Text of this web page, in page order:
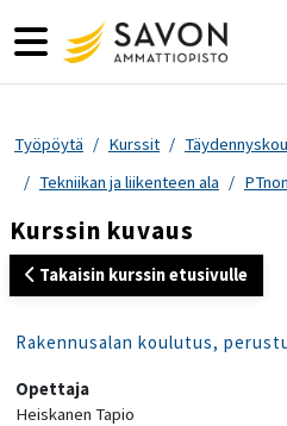
Sivupaneeli
Työpöytä Kurssit
Tekniikan ja liikenteen ala
Kurssin kuvaus
Takaisin kurssin etusivulle
Rakennusalan koulutus,
Opettaja
Heiskanen Tapio